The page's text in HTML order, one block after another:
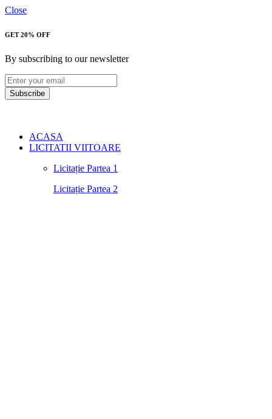
Close
GET 20% OFF
By subscribing to our newsletter
Subscribe
ACASA
LICITATII VIITOARE
Licitație Partea 1
Licitație Partea 2